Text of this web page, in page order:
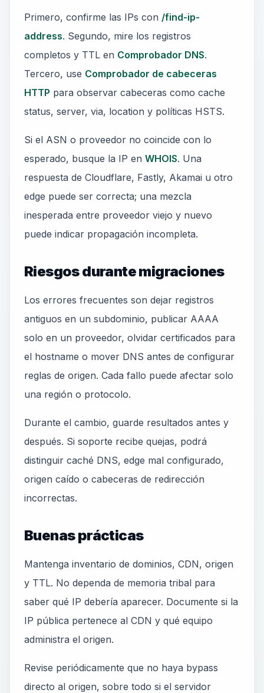
Primero, confirme las IPs con /find-ip-
address. Segundo, mire los registros
completos y TTL en Comprobador DNS.
Tercero, use Comprobador de cabeceras
HTTP para observar cabeceras como cache
status, server, via, location y políticas HSTS.
Si el ASN o proveedor no coincide con lo
esperado, busque la IP en WHOIS. Una
respuesta de Cloudflare, Fastly, Akamai u otro
edge puede ser correcta; una mezcla
inesperada entre proveedor viejo y nuevo
puede indicar propagación incompleta.
Riesgos durante migraciones
Los errores frecuentes son dejar registros
antiguos en un subdominio, publicar AAAA
solo en un proveedor, olvidar certificados para
el hostname o mover DNS antes de configurar
reglas de origen. Cada fallo puede afectar solo
una región o protocolo.
Durante el cambio, guarde resultados antes y
después. Si soporte recibe quejas, podrá
distinguir caché DNS, edge mal configurado,
origen caído o cabeceras de redirección
incorrectas.
Buenas prácticas
Mantenga inventario de dominios, CDN, origen
y TTL. No dependa de memoria tribal para
saber qué IP debería aparecer. Documente si la
IP pública pertenece al CDN y qué equipo
administra el origen.
Revise periódicamente que no haya bypass
directo al origen, sobre todo si el servidor